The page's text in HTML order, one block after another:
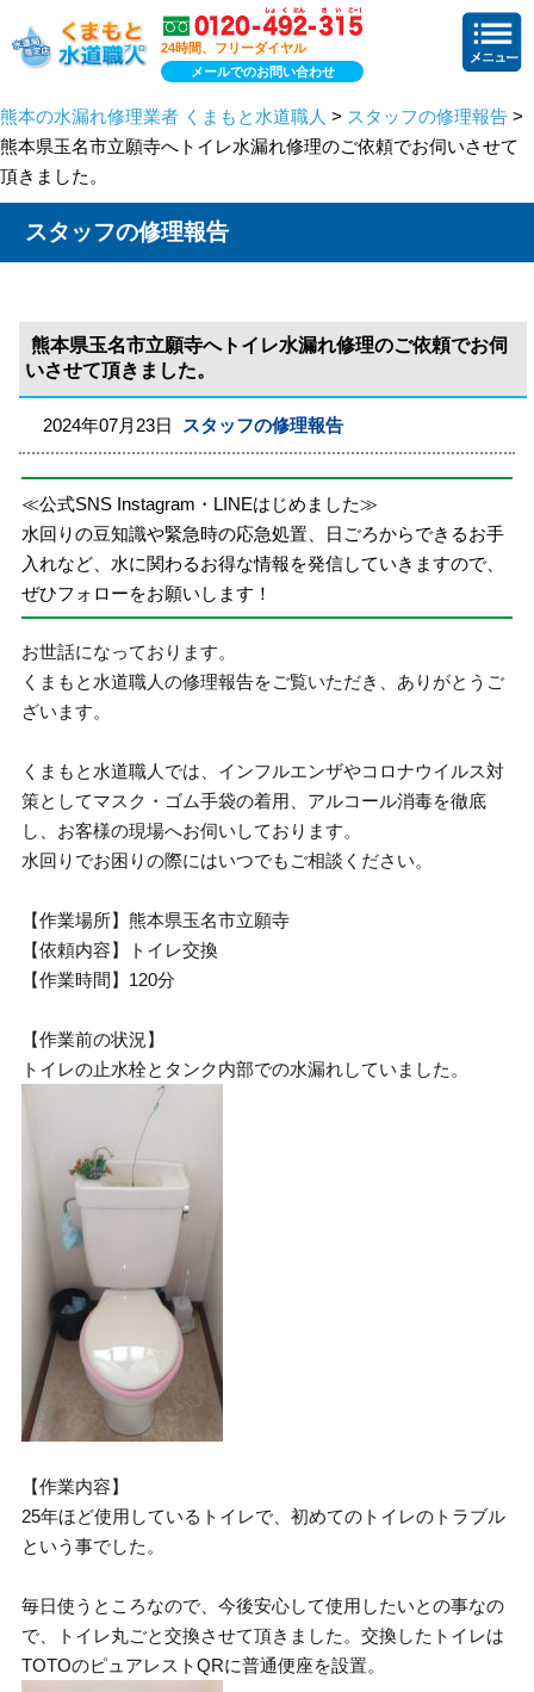
24時間、フリーダイヤル
メールでのお問い合わせ
熊本の水漏れ修理業者 くまもと水道職人 > スタッフの修理報告 >
熊本県玉名市立願寺へトイレ水漏れ修理のご依頼でお伺いさせて
頂きました。
スタッフの修理報告
熊本県玉名市立願寺へトイレ水漏れ修理のご依頼でお伺
いさせて頂きました。
2024年07月23日 スタッフの修理報告
≪公式SNS Instagram・LINEはじめました≫
水回りの豆知識や緊急時の応急処置、日ごろからできるお手
入れなど、水に関わるお得な情報を発信していきますので、
ぜひフォローをお願いします！
お世話になっております。
くまもと水道職人の修理報告をご覧いただき、ありがとうご
ざいます。
くまもと水道職人では、インフルエンザやコロナウイルス対
策としてマスク・ゴム手袋の着用、アルコール消毒を徹底
し、お客様の現場へお伺いしております。
水回りでお困りの際にはいつでもご相談ください。
【作業場所】熊本県玉名市立願寺
【依頼内容】トイレ交換
【作業時間】120分
【作業前の状況】
トイレの止水栓とタンク内部での水漏れしていました。
【作業内容】
25年ほど使用しているトイレで、初めてのトイレのトラブル
という事でした。
毎日使うところなので、今後安心して使用したいとの事なの
で、トイレ丸ごと交換させて頂きました。交換したトイレは
TOTOのピュアレストQRに普通便座を設置。